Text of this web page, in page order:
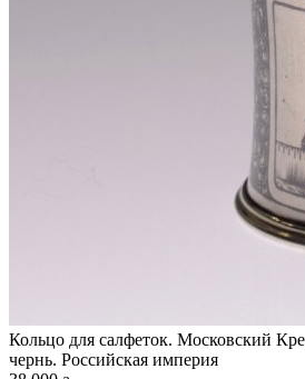
Кольцо для салфеток. Московский
чернь. Российская империя